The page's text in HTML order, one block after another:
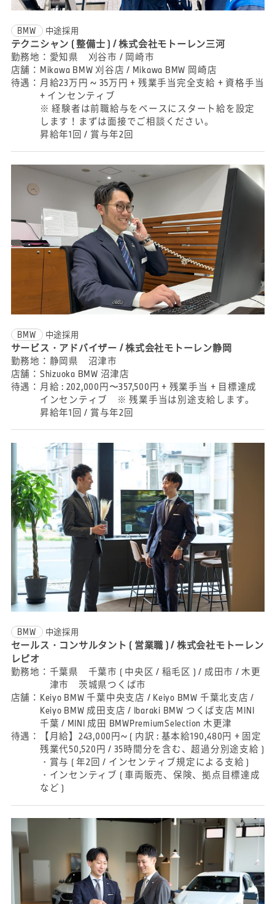
BMW 中途採用
テクニシャン ( 整備士 ) / 株式会社モトーレン三河
勤務地： 愛知県 刈谷市 / 岡崎市
店舗： Mikawa BMW 刈谷店 / Mikawa BMW 岡崎店
待遇： 月給23万円 ~ 35万円 + 残業手当完全支給 + 資格手当
+ インセンティブ
※ 経験者は前職給与をベースにスタート給を設定
します！まずは面接でご相談ください。
昇給年1回 / 賞与年2回
BMW 中途採用
サービス・アドバイザー / 株式会社モトーレン静岡
勤務地： 静岡県 沼津市
店舗： Shizuoka BMW 沼津店
待遇： 月給 : 202,000円〜357,500円 + 残業手当 + 目標達成
インセンティブ ※ 残業手当は別途支給します。
昇給年1回 / 賞与年2回
BMW 中途採用
セールス・コンサルタント ( 営業職 ) / 株式会社モトーレン
レピオ
勤務地： 千葉県 千葉市 ( 中央区 / 稲毛区 ) / 成田市 / 木更
津市 茨城県つくば市
店舗： Keiyo BMW 千葉中央支店 / Keiyo BMW 千葉北支店 /
Keiyo BMW 成田支店 / Ibaraki BMW つくば支店 MINI
千葉 / MINI 成田 BMWPremiumSelection 木更津
待遇：
【月給】243,000円~ ( 内訳 : 基本給190,480円 + 固定
残業代50,520円 / 35時間分を含む、超過分別途支給 )
・賞与 ( 年2回 / インセンティブ規定による支給 )
・インセンティブ ( 車両販売、保険、拠点目標達成
など )